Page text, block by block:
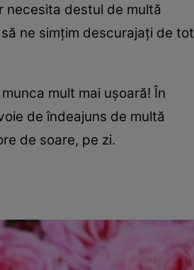
necesita destul de multă
ne simțim descurajați de tot
mult mai ușoară! În
de îndeajuns de multă
de soare, pe zi.